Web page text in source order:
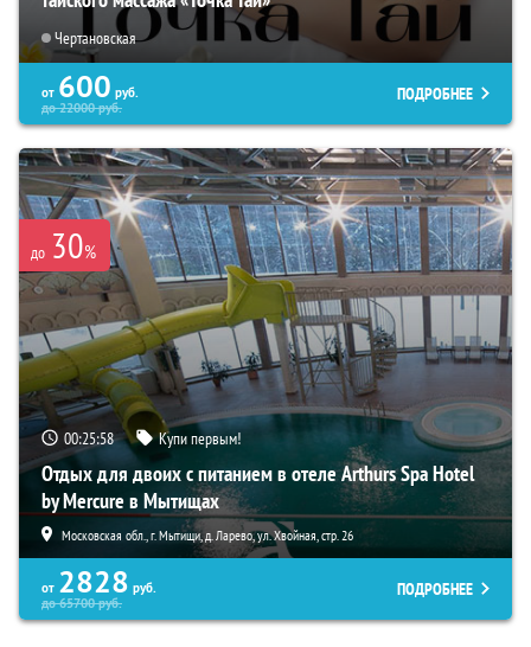
Чертановская
от 600 руб.
до22000руб.
ПОДРОБНЕЕ
до 30%
00:25:57 Купи первым!
Отдых для двоих с питанием в отеле Arthurs Spa Hotel
by Mercure в Мытищах
Московская обл., г. Мытищи, д. Ларево, ул. Хвойная, стр. 26
от 2828 руб.
до65700руб.
ПОДРОБНЕЕ